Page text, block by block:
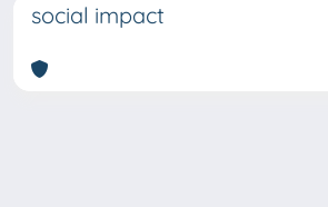
social impact